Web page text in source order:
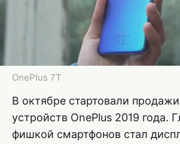
OnePlus 7T
В октябре стартовали
устройств OnePlus 2019 года.
фишкой смартфонов стал